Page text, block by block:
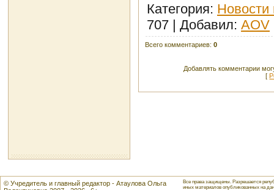
Категория: Новости
707 | Добавил: AOV
Всего комментариев: 0
Добавлять комментарии
[
© Учредитель и главный редактор - Атаулова Ольга
Все права защищены. Разрешается
иных материалов опубликованных на